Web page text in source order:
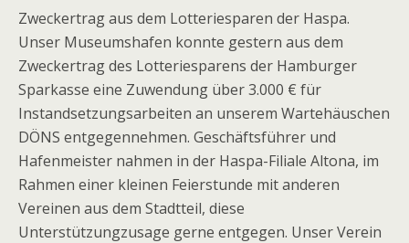
Zweckertrag aus dem Lotteriesparen der Haspa.
Unser Museumshafen konnte gestern aus dem
Zweckertrag des Lotteriesparens der Hamburger
Sparkasse eine Zuwendung über 3.000 € für
Instandsetzungsarbeiten an unserem Wartehäuschen
DÖNS entgegennehmen. Geschäftsführer und
Hafenmeister nahmen in der Haspa-Filiale Altona, im
Rahmen einer kleinen Feierstunde mit anderen
Vereinen aus dem Stadtteil, diese
Unterstützungzusage gerne entgegen. Unser Verein